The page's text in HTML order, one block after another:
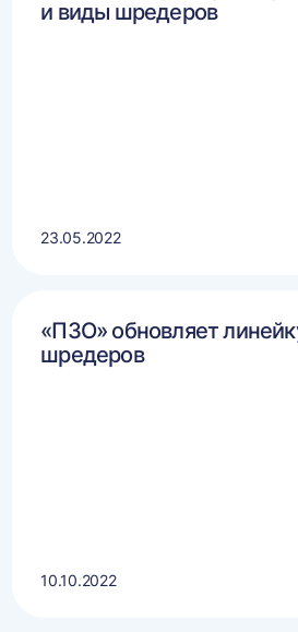
и виды шредеров
23.05.2022
«ПЗО» обновляет
шредеров
10.10.2022